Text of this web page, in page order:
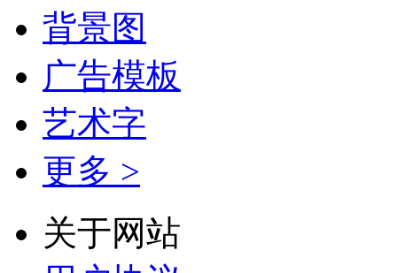
背景图
广告模板
艺术字
更多 >
关于网站